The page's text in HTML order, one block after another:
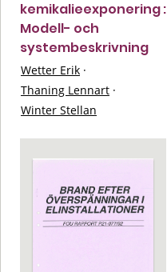
kemikalieexponering :
Modell- och
systembeskrivning
Wetter Erik ·
Thaning Lennart ·
Winter Stellan